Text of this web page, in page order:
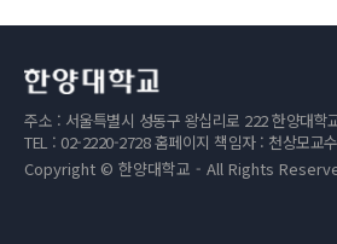
주소 : 서울특별시 성동구 왕십리로 222 한양대학
TEL : 02-2220-2728 홈페이지 책임자 : 천상모교
Copyright © 한양대학교 - All Rights